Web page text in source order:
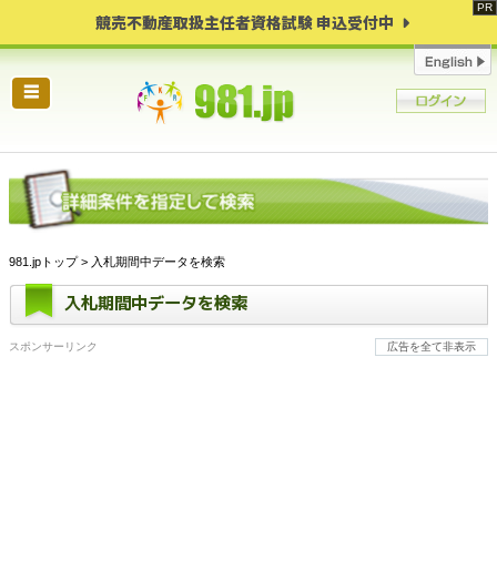
競売不動産取扱主任者資格試験 申込受付中
☰
981.jpトップ> 入札期間中データを検索
入札期間中データを検索
スポンサーリンク 広告を全て非表示